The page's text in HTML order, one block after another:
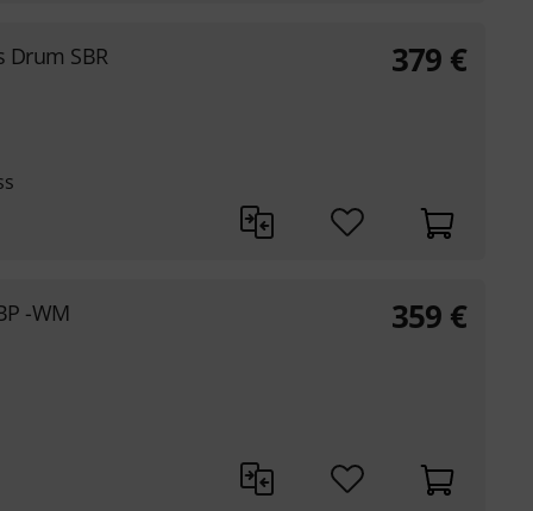
Drum SBR 379 €
-WM 359 €